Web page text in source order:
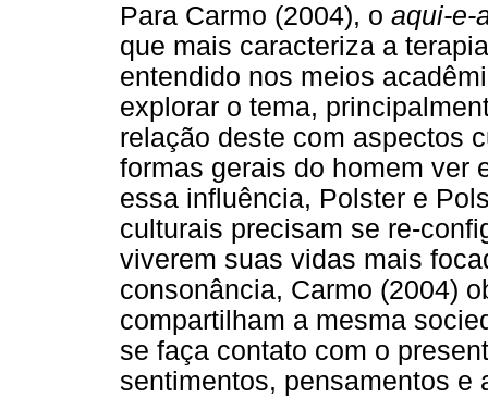
Para Carmo (2004), o aqui-e-
que mais caracteriza a
entendido nos meios
explorar o tema,
relação deste com aspectos
formas gerais do homem ver
essa influência, Polster e
culturais precisam se re-
viverem suas vidas mais
consonância, Carmo (2004)
compartilham a mesma
se faça contato com o
sentimentos, pensamentos e